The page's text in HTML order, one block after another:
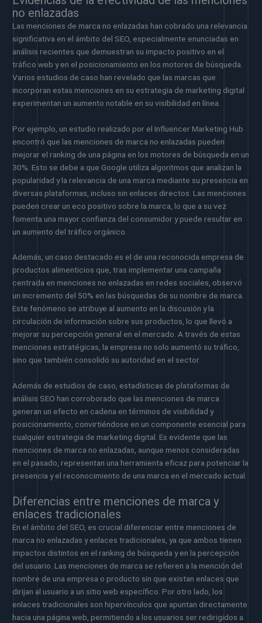
no enlazadas
Las menciones de marca no enlazadas han cobrado una relevancia
significativa en el ámbito del SEO, especialmente enunciadas en
análisis recientes que demuestran su impacto positivo en el
tráfico web y en el posicionamiento en los motores de búsqueda.
Varios estudios de caso han revelado que las marcas que
incorporan estas menciones en su estrategia de marketing digital
experimentan un aumento notable en su visibilidad en línea.
Por ejemplo, un estudio realizado por el Influencer Marketing Hub
encontró que las menciones de marca no enlazadas pueden
mejorar el ranking de una página en los motores de búsqueda en un
30%. Esto se debe a que Google utiliza algoritmos que analizan la
popularidad y la relevancia de una marca mediante su presencia en
diversas plataformas, incluso sin enlaces directos. Las menciones
pueden crear un eco positivo sobre la marca, lo que a su vez
fomenta una mayor confianza del consumidor y puede resultar en
un aumento del tráfico orgánico.
Además, un caso destacado es el de una reconocida empresa de
productos alimenticios que, tras implementar una campaña
centrada en menciones no enlazadas en redes sociales, observó
un incremento del 50% en las búsquedas de su nombre de marca.
Este fenómeno se atribuye al aumento en la discusión y la
circulación de información sobre sus productos, lo que llevó a
mejorar su percepción general en el mercado. A través de estas
menciones estratégicas, la empresa no solo aumentó su tráfico,
sino que también consolidó su autoridad en el sector.
Además de estudios de caso, estadísticas de plataformas de
análisis SEO han corroborado que las menciones de marca
generan un efecto en cadena en términos de visibilidad y
posicionamiento, convirtiéndose en un componente esencial para
cualquier estrategia de marketing digital. Es evidente que las
menciones de marca no enlazadas, aunque menos consideradas
en el pasado, representan una herramienta eficaz para potenciar la
presencia y el reconocimiento de una marca en el mercado actual.
Diferencias entre menciones de marca y
enlaces tradicionales
En el ámbito del SEO, es crucial diferenciar entre menciones de
marca no enlazadas y enlaces tradicionales, ya que ambos tienen
impactos distintos en el ranking de búsqueda y en la percepción
del usuario. Las menciones de marca se refieren a la mención del
nombre de una empresa o producto sin que existan enlaces que
dirijan al usuario a un sitio web específico. Por otro lado, los
enlaces tradicionales son hipervínculos que apuntan directamente
hacia una página web, permitiendo a los usuarios ser redirigidos a